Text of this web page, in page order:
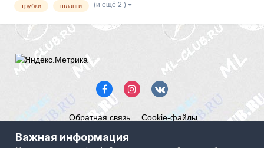
трубки шланги (и ещё 2 )
Обратная связь Cookie-файлы
Powered by Invision Community
Важная информация